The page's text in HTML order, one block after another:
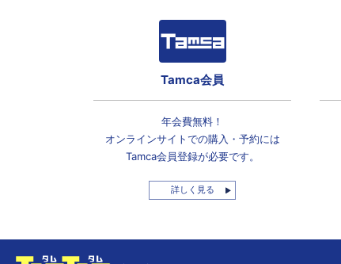
Tamca会員
年会費無料！
オンラインサイトでの購入・予約には
Tamca会員登録が必要です。
詳しく見る